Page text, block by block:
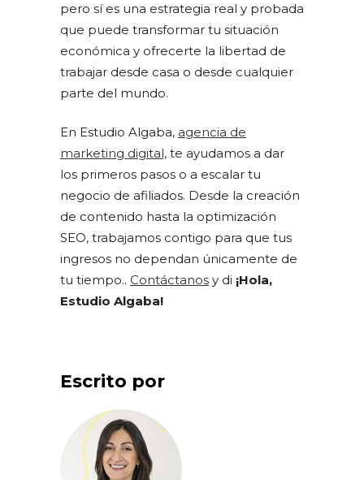
pero sí es una estrategia real y probada
que puede transformar tu situación
económica y ofrecerte la libertad de
trabajar desde casa o desde cualquier
parte del mundo.
En Estudio Algaba, agencia de
marketing digital, te ayudamos a dar
los primeros pasos o a escalar tu
negocio de afiliados. Desde la creación
de contenido hasta la optimización
SEO, trabajamos contigo para que tus
ingresos no dependan únicamente de
tu tiempo.. Contáctanos y di ¡Hola,
Estudio Algaba!
Escrito por